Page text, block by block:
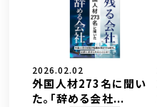
2026.02.02
外国人材273名に聞い
た。「辞める会社...